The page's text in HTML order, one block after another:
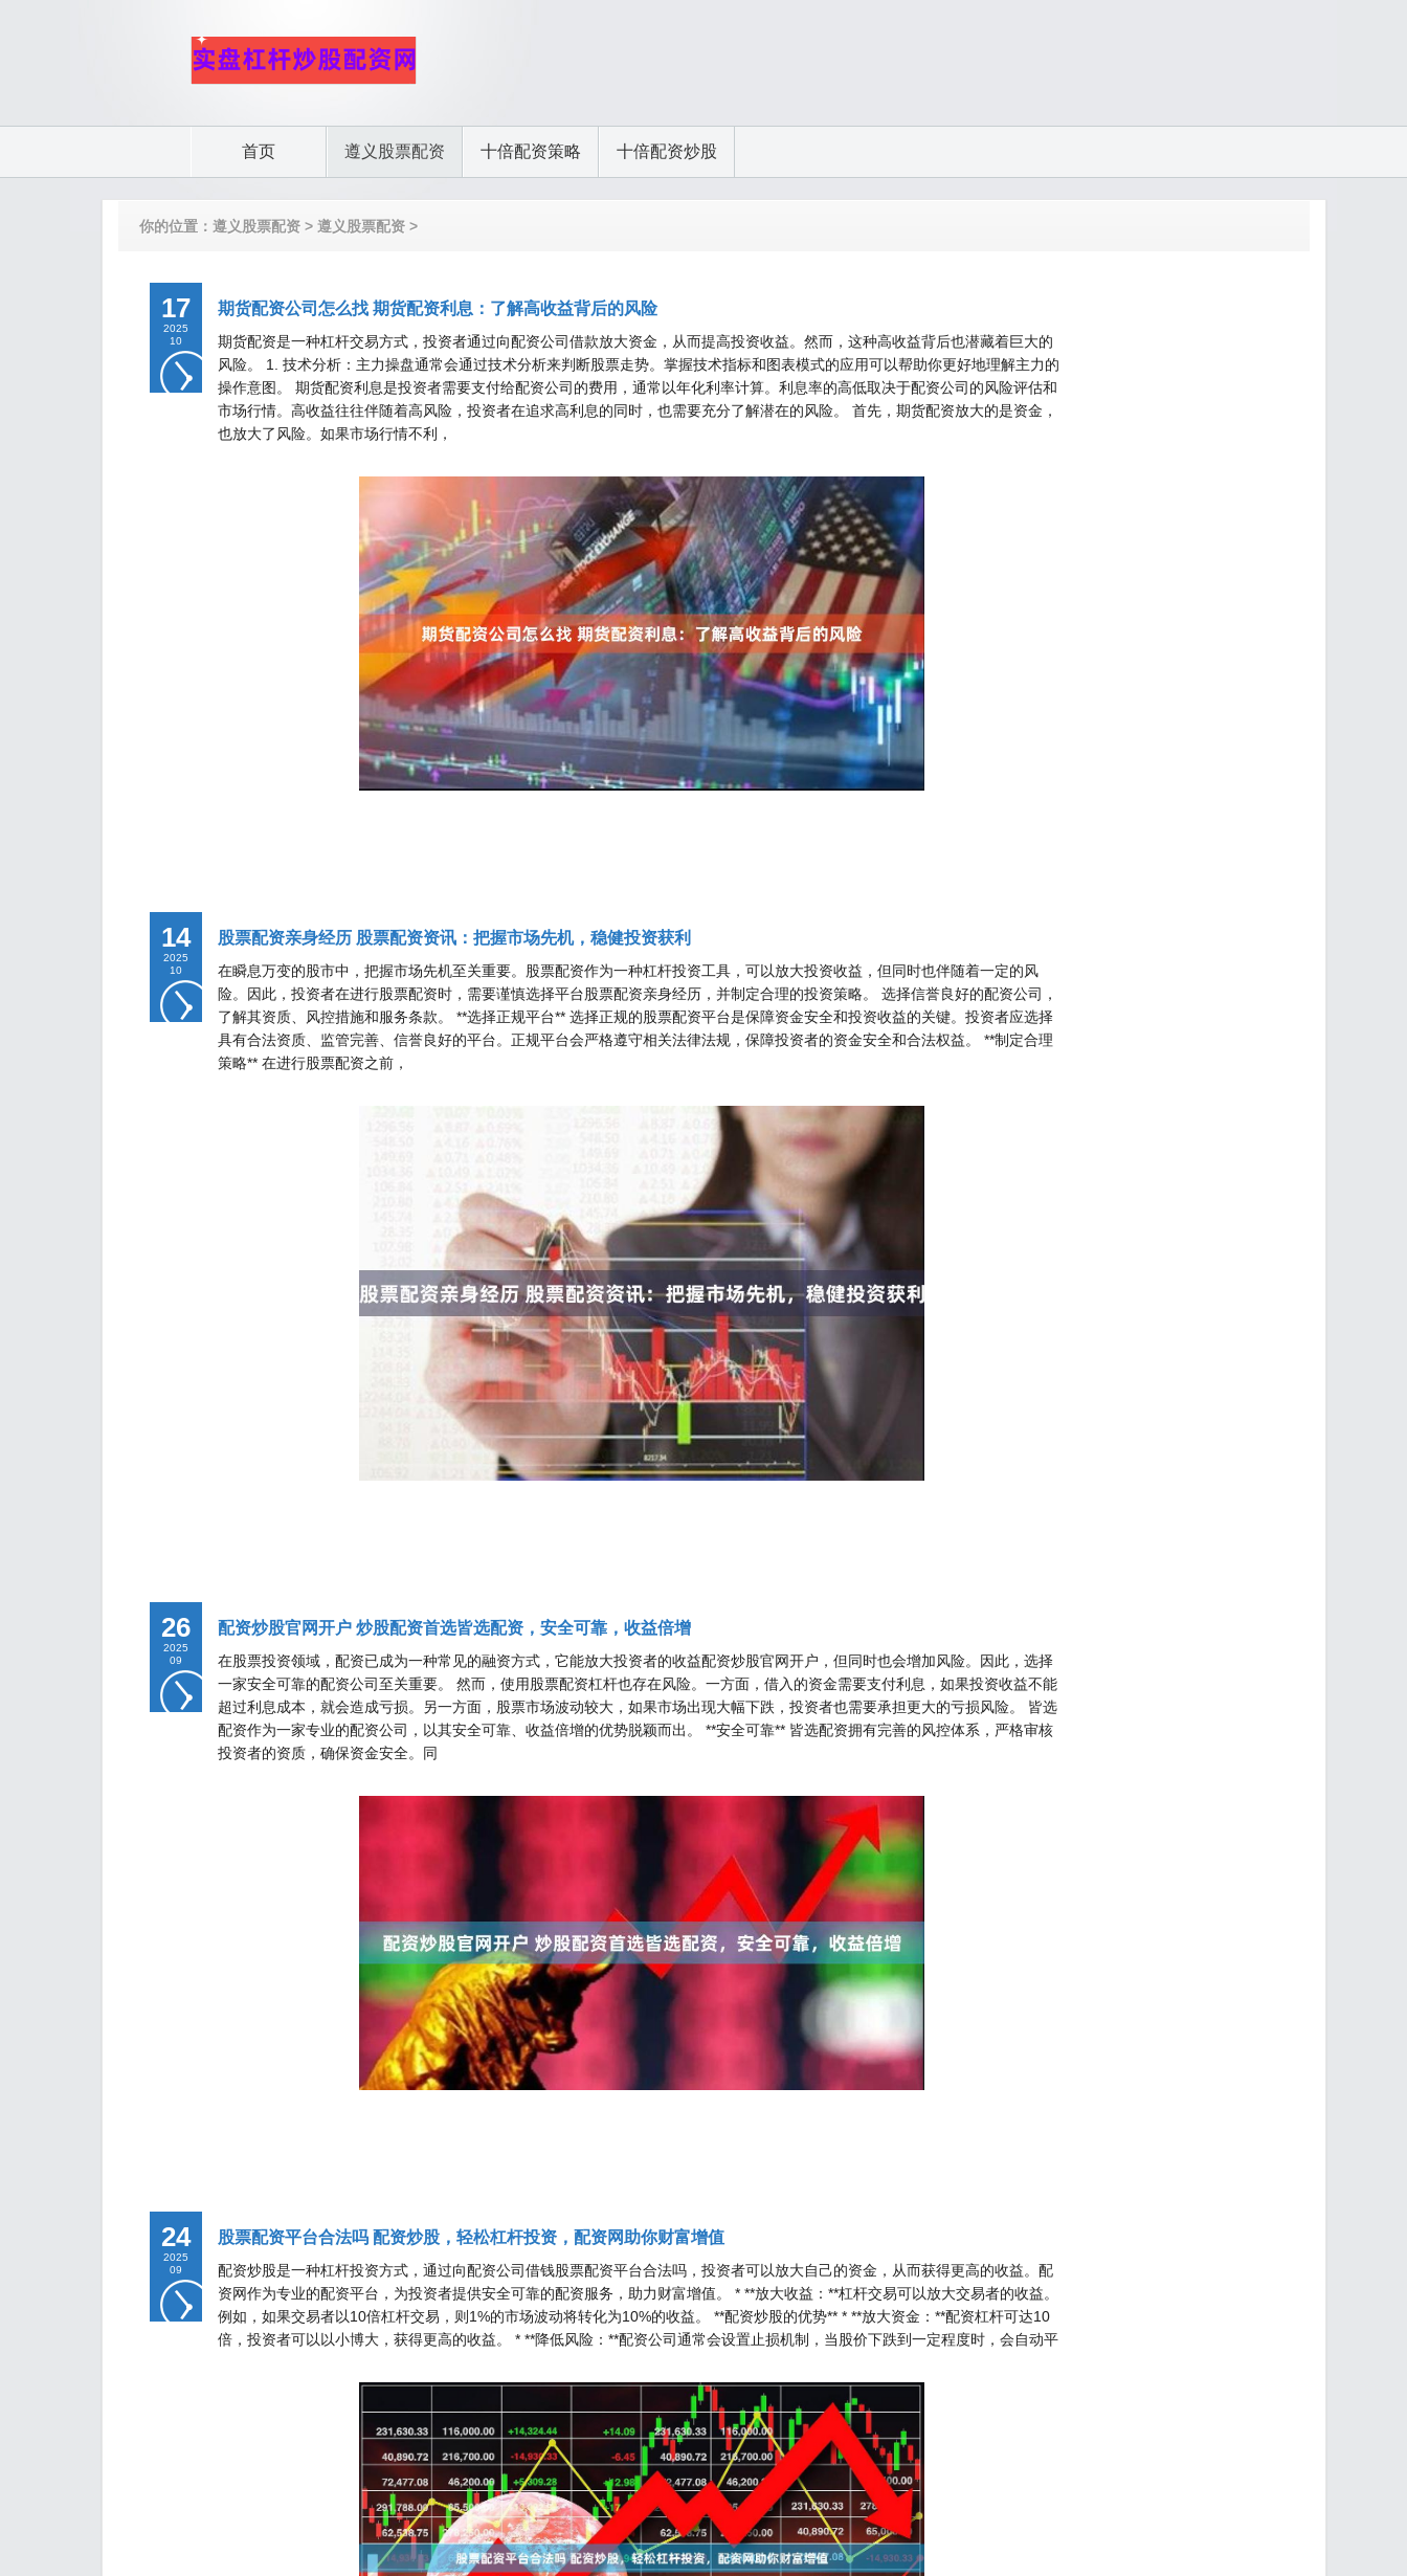
首页 遵义股票配资 十倍配资策略 十倍配资炒股
你的位置： 遵义股票配资 > 遵义股票配资 >
17
2025
10
期货配资公司怎么找 期货配资利息：了解高收益背后的风险
期货配资是一种杠杆交易方式，投资者通过向配资公司借款放大资金，从而提高投资收益。然而，这种高收益背后也潜藏着巨大的
风险。 1. 技术分析：主力操盘通常会通过技术分析来判断股票走势。掌握技术指标和图表模式的应用可以帮助你更好地理解主力的
操作意图。 期货配资利息是投资者需要支付给配资公司的费用，通常以年化利率计算。利息率的高低取决于配资公司的风险评估和
市场行情。高收益往往伴随着高风险，投资者在追求高利息的同时，也需要充分了解潜在的风险。 首先，期货配资放大的是资金，
也放大了风险。如果市场行情不利，
14
2025
10
股票配资亲身经历 股票配资资讯：把握市场先机，稳健投资获利
在瞬息万变的股市中，把握市场先机至关重要。股票配资作为一种杠杆投资工具，可以放大投资收益，但同时也伴随着一定的风
险。因此，投资者在进行股票配资时，需要谨慎选择平台股票配资亲身经历，并制定合理的投资策略。 选择信誉良好的配资公司，
了解其资质、风控措施和服务条款。 **选择正规平台** 选择正规的股票配资平台是保障资金安全和投资收益的关键。投资者应选择
具有合法资质、监管完善、信誉良好的平台。正规平台会严格遵守相关法律法规，保障投资者的资金安全和合法权益。 **制定合理
策略** 在进行股票配资之前，
26
2025
09
配资炒股官网开户 炒股配资首选皆选配资，安全可靠，收益倍增
在股票投资领域，配资已成为一种常见的融资方式，它能放大投资者的收益配资炒股官网开户，但同时也会增加风险。因此，选择
一家安全可靠的配资公司至关重要。 然而，使用股票配资杠杆也存在风险。一方面，借入的资金需要支付利息，如果投资收益不能
超过利息成本，就会造成亏损。另一方面，股票市场波动较大，如果市场出现大幅下跌，投资者也需要承担更大的亏损风险。 皆选
配资作为一家专业的配资公司，以其安全可靠、收益倍增的优势脱颖而出。 **安全可靠** 皆选配资拥有完善的风控体系，严格审核
投资者的资质，确保资金安全。同
24
2025
09
股票配资平台合法吗 配资炒股，轻松杠杆投资，配资网助你财富增值
配资炒股是一种杠杆投资方式，通过向配资公司借钱股票配资平台合法吗，投资者可以放大自己的资金，从而获得更高的收益。配
资网作为专业的配资平台，为投资者提供安全可靠的配资服务，助力财富增值。 * **放大收益：**杠杆交易可以放大交易者的收益。
例如，如果交易者以10倍杠杆交易，则1%的市场波动将转化为10%的收益。 **配资炒股的优势** * **放大资金：**配资杠杆可达10
倍，投资者可以以小博大，获得更高的收益。 * **降低风险：**配资公司通常会设置止损机制，当股价下跌到一定程度时，会自动平